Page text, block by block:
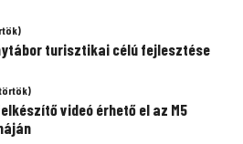
turisztikai célú fejlesztése
videó érhető el az M5